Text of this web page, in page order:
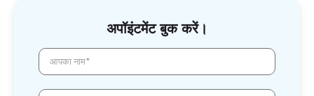
अपॉइंटमेंट बुक करें।
आपका नाम*